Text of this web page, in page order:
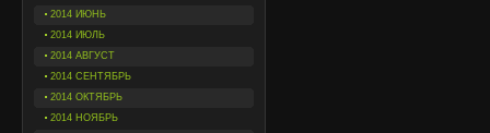
2014 ИЮНЬ
2014 ИЮЛЬ
2014 АВГУСТ
2014 СЕНТЯБРЬ
2014 ОКТЯБРЬ
2014 НОЯБРЬ